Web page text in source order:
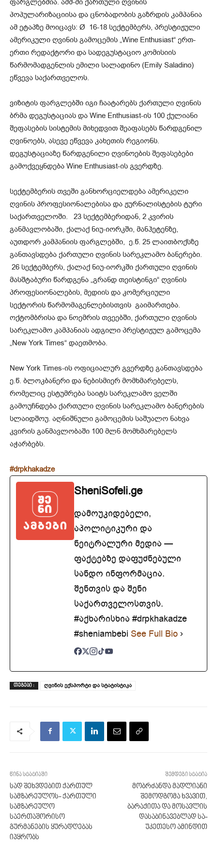
პოპულარიზაციისა და ცნობადობის გაზრდის კამპანია
ამ ეტაპზე მოიცავს: Ø 16-18 სექტემბერს, პრესტიჟული
ამერიკული ღვინის გამოცემის „Wine Enthusiast“ ერთ-
ერთი რედაქტორი და სადეგუსტაციო კომისიის
წარმომადგენლის ემილი სალადინო (Emily Saladino)
ეწვევა საქართველოს.
ვიზიტის ფარგლებში იგი ჩაატარებს ქართული ღვინის
ბრმა დეგუსტაციას და Wine Enthusiast-ის 100 ქულიანი
შეფასების სისტემის მიხედვით შეაფასებს წარდგენილ
ღვინოებს, ასევე ეწვევა კახეთის რეგიონს.
დეგუსტაციაზე წარდგენილი ღვინოების შეფასებები
გამოქვეყნდება Wine Enthusiast-ის გვერდზე.
სექტემბერის თვეში განხორციელდება ამერიკელი
ღვინის პროფესიონალებისა და ჟურნალისტების ტური
საქართველოში. 23 სექტემბერიდან, 2 კვირის
განმავლობაში, ქალაქ ნიუ-იორკში, მანჰეტენზე,
აუთდორ კამპანიის ფარგლებში, ე.წ. 25 ლაითბოქსზე
განთავსდება ქართული ღვინის სარეკლამო ბანერები.
26 სექტემბერს, ქალაქ ნიუ-იორკში ქართული ღვინის
მასშტაბური წარდგენა „გრანდ თეისტინგი“ ღვინის
პროფესიონალების, მედიის და კომერციული
სექტორის წარმომაგენლებისთვის გაიმართება.
ოქტომბრისა და ნოემრის თვეებში, ქართული ღვინის
სარეკლამო კამპანიას ადგილი პრესტიჟულ გამოცემა
„New York Times“ დაეთმობა.
New York Times-ის ოფიციალურ გვერდზე განთავსდება
ე.წ. ბლოკბანერი და ნებისმიერ მომხმარებელს,
რომელიც ესტუმრება საიტს სარეკლამო ველში
გამოუჩნდება ქართული ღვინის სარეკლამო ბანერების
სლაიდშოუ. აღნიშნული გამოცემის საშუალო ნახვა
კვირის განმავლობაში 100 მლნ მომხმარებელს
აჭარბებს.
#drpkhakadze
SheniSofeli.ge
დამოუკიდებელი,
აპოლიტიკური და
ნეიტრალური მედია —
ფაქტებზე დაფუძნებული
სანდო ინფორმაცია.
შენთვის და შენი
საქართველოსთვის.
#აქხარისხია #drpkhakadze
#sheniambebi See Full Bio
ᲗᲔᲒᲔᲑᲘ : ღვინის ექსპორტი და სტატისტიკა
წინა სტატიაში
სად შეხვდებით ქართულ
სამზარეულოს- ქართული
სამზარეულო
საერთაშორისო
გურმანების ყურადღებას
იპყრობს
შემდეგი სტატია
მობრძანდა მადლიანი
შემოდგომა ხვავით,
ბარაქითა და მოსავლის
დასაბინა­ვებ­­ლად სა­
უკეთესო ამინდით